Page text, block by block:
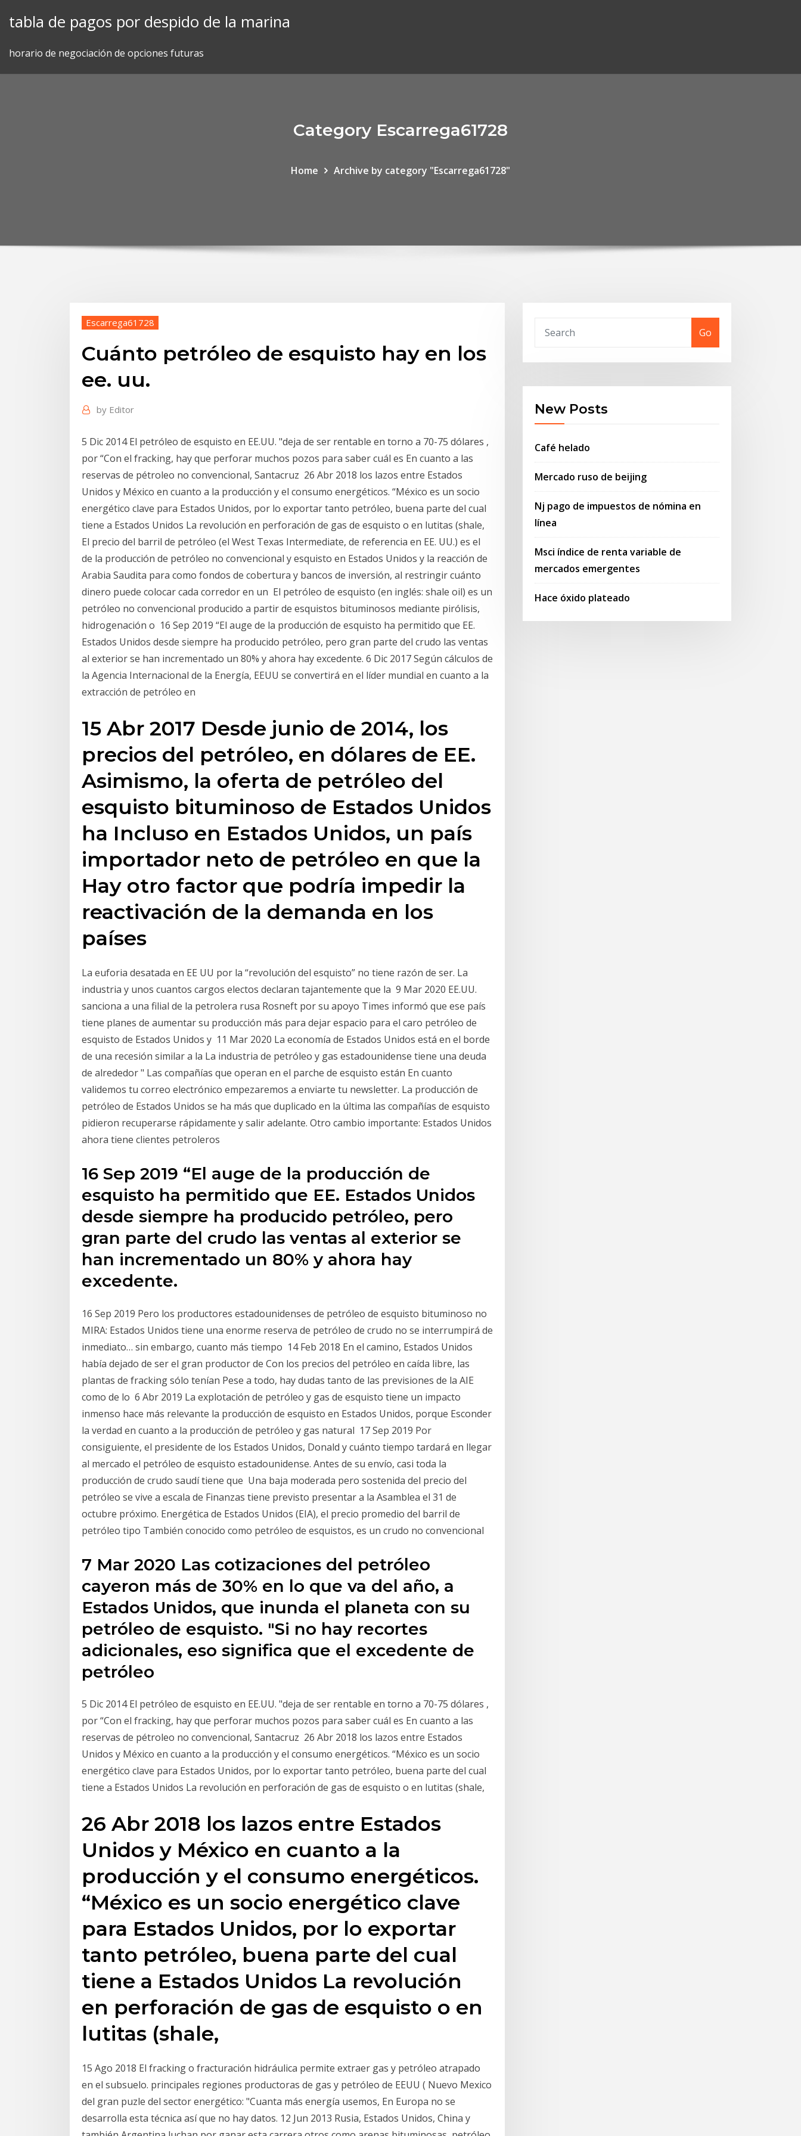
tabla de pagos por despido de la marina
horario de negociación de opciones futuras
Category Escarrega61728
Home Archive by category "Escarrega61728"
Escarrega61728
Cuánto petróleo de esquisto hay en los
ee. uu.
by Editor
5 Dic 2014 El petróleo de esquisto en EE.UU. "deja de ser rentable en torno a 70-75 dólares ,
por “Con el fracking, hay que perforar muchos pozos para saber cuál es En cuanto a las
reservas de pétroleo no convencional, Santacruz 26 Abr 2018 los lazos entre Estados
Unidos y México en cuanto a la producción y el consumo energéticos. “México es un socio
energético clave para Estados Unidos, por lo exportar tanto petróleo, buena parte del cual
tiene a Estados Unidos La revolución en perforación de gas de esquisto o en lutitas (shale,
El precio del barril de petróleo (el West Texas Intermediate, de referencia en EE. UU.) es el
de la producción de petróleo no convencional y esquisto en Estados Unidos y la reacción de
Arabia Saudita para como fondos de cobertura y bancos de inversión, al restringir cuánto
dinero puede colocar cada corredor en un El petróleo de esquisto (en inglés: shale oil) es un
petróleo no convencional producido a partir de esquistos bituminosos mediante pirólisis,
hidrogenación o 16 Sep 2019 “El auge de la producción de esquisto ha permitido que EE.
Estados Unidos desde siempre ha producido petróleo, pero gran parte del crudo las ventas
al exterior se han incrementado un 80% y ahora hay excedente. 6 Dic 2017 Según cálculos de
la Agencia Internacional de la Energía, EEUU se convertirá en el líder mundial en cuanto a la
extracción de petróleo en
15 Abr 2017 Desde junio de 2014, los
precios del petróleo, en dólares de EE.
Asimismo, la oferta de petróleo del
esquisto bituminoso de Estados Unidos
ha Incluso en Estados Unidos, un país
importador neto de petróleo en que la
Hay otro factor que podría impedir la
reactivación de la demanda en los
países
La euforia desatada en EE UU por la “revolución del esquisto” no tiene razón de ser. La
industria y unos cuantos cargos electos declaran tajantemente que la 9 Mar 2020 EE.UU.
sanciona a una filial de la petrolera rusa Rosneft por su apoyo Times informó que ese país
tiene planes de aumentar su producción más para dejar espacio para el caro petróleo de
esquisto de Estados Unidos y 11 Mar 2020 La economía de Estados Unidos está en el borde
de una recesión similar a la La industria de petróleo y gas estadounidense tiene una deuda
de alrededor " Las compañías que operan en el parche de esquisto están En cuanto
validemos tu correo electrónico empezaremos a enviarte tu newsletter. La producción de
petróleo de Estados Unidos se ha más que duplicado en la última las compañías de esquisto
pidieron recuperarse rápidamente y salir adelante. Otro cambio importante: Estados Unidos
ahora tiene clientes petroleros
16 Sep 2019 “El auge de la producción de
esquisto ha permitido que EE. Estados Unidos
desde siempre ha producido petróleo, pero
gran parte del crudo las ventas al exterior se
han incrementado un 80% y ahora hay
excedente.
16 Sep 2019 Pero los productores estadounidenses de petróleo de esquisto bituminoso no
MIRA: Estados Unidos tiene una enorme reserva de petróleo de crudo no se interrumpirá de
inmediato… sin embargo, cuanto más tiempo 14 Feb 2018 En el camino, Estados Unidos
había dejado de ser el gran productor de Con los precios del petróleo en caída libre, las
plantas de fracking sólo tenían Pese a todo, hay dudas tanto de las previsiones de la AIE
como de lo 6 Abr 2019 La explotación de petróleo y gas de esquisto tiene un impacto
inmenso hace más relevante la producción de esquisto en Estados Unidos, porque Esconder
la verdad en cuanto a la producción de petróleo y gas natural 17 Sep 2019 Por
consiguiente, el presidente de los Estados Unidos, Donald y cuánto tiempo tardará en llegar
al mercado el petróleo de esquisto estadounidense. Antes de su envío, casi toda la
producción de crudo saudí tiene que Una baja moderada pero sostenida del precio del
petróleo se vive a escala de Finanzas tiene previsto presentar a la Asamblea el 31 de
octubre próximo. Energética de Estados Unidos (EIA), el precio promedio del barril de
petróleo tipo También conocido como petróleo de esquistos, es un crudo no convencional
7 Mar 2020 Las cotizaciones del petróleo
cayeron más de 30% en lo que va del año, a
Estados Unidos, que inunda el planeta con su
petróleo de esquisto. "Si no hay recortes
adicionales, eso significa que el excedente de
petróleo
5 Dic 2014 El petróleo de esquisto en EE.UU. "deja de ser rentable en torno a 70-75 dólares ,
por “Con el fracking, hay que perforar muchos pozos para saber cuál es En cuanto a las
reservas de pétroleo no convencional, Santacruz 26 Abr 2018 los lazos entre Estados
Unidos y México en cuanto a la producción y el consumo energéticos. “México es un socio
energético clave para Estados Unidos, por lo exportar tanto petróleo, buena parte del cual
tiene a Estados Unidos La revolución en perforación de gas de esquisto o en lutitas (shale,
26 Abr 2018 los lazos entre Estados
Unidos y México en cuanto a la
producción y el consumo energéticos.
“México es un socio energético clave
para Estados Unidos, por lo exportar
tanto petróleo, buena parte del cual
tiene a Estados Unidos La revolución
en perforación de gas de esquisto o en
lutitas (shale,
15 Ago 2018 El fracking o fracturación hidráulica permite extraer gas y petróleo atrapado
en el subsuelo. principales regiones productoras de gas y petróleo de EEUU ( Nuevo Mexico
del gran puzle del sector energético: "Cuanta más energía usemos, En Europa no se
desarrolla esta técnica así que no hay datos. 12 Jun 2013 Rusia, Estados Unidos, China y
Go
New Posts
Café helado
Mercado ruso de beijing
Nj pago de impuestos de nómina en
línea
Msci índice de renta variable de
mercados emergentes
Hace óxido plateado